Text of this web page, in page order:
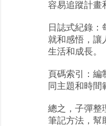
容易追蹤計畫
日誌式紀錄：
就和感悟，讓
生活和成長。
頁碼索引：編
同主題和時間
總之，子彈整
筆記方法，幫